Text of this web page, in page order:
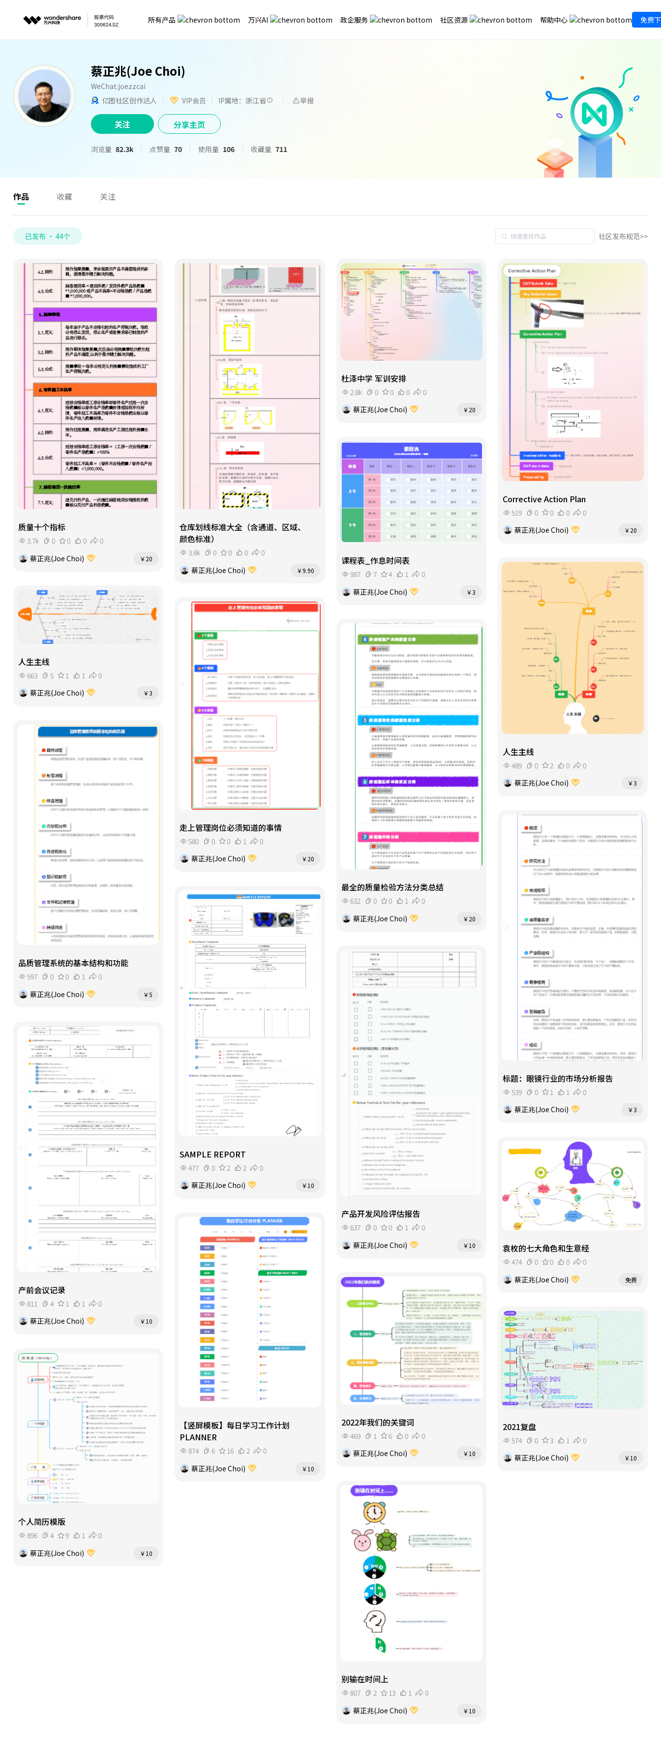
所有产品 万兴AI 政企服务 社区资源 帮助中心 免费
蔡正兆(Joe Choi)
WeChat:joezzcai
亿图社区创作达人
VIP会员 IP属地：浙江省 举报
关注 分享主页
浏览量 82.3k 点赞量 70 使用量 106 收藏量 711
作品 收藏 关注
已发布 · 44个 社区发布规范>>
质量十个指标
3.7k 0 0 0
0
蔡正兆(Joe Choi)
￥20
仓库划线标准大全（含通道、区域、
颜色标准）
3.8k 0 0 0
0
蔡正兆(Joe Choi)
￥9.90
杜泽中学 军训安排
2.8k 0 0 0
0
蔡正兆(Joe Choi)
￥20
Corrective Action Plan
519 0 0 0
0
蔡正兆(Joe Choi)
￥20
课程表_作息时间表
987 7 4 1
0
蔡正兆(Joe Choi)
￥3
人生主线
489 0 2 0
0
蔡正兆(Joe Choi)
￥3
人生主线
663 5 1 1
0
蔡正兆(Joe Choi)
￥3
走上管理岗位必须知道的事情
580 0 0 1
0
蔡正兆(Joe Choi)
￥20
最全的质量检验方法分类总结
632 0 0 1
0
蔡正兆(Joe Choi)
￥20
品质管理系统的基本结构和功能
597 0 0 1
0
蔡正兆(Joe Choi)
￥5
标题：眼镜行业的市场分析报告
539 0 1 1
0
蔡正兆(Joe Choi)
￥3
SAMPLE REPORT
477 0 2 2
0
蔡正兆(Joe Choi)
￥10
产品开发风险评估报告
637 0 0 1
0
蔡正兆(Joe Choi)
￥10
产前会议记录
811 4 1 1
0
蔡正兆(Joe Choi)
￥10
袁枚的七大角色和生意经
474 0 0 0
0
蔡正兆(Joe Choi)
免费
【竖屏模板】每日学习工作计划
PLANNER
874 6 16 2
0
蔡正兆(Joe Choi)
￥10
2022年我们的关键词
469 1 6 0
0
蔡正兆(Joe Choi)
￥10
2021复盘
574 0 3 1
0
蔡正兆(Joe Choi)
￥10
个人简历模版
896 4 9 1
0
蔡正兆(Joe Choi)
￥10
别输在时间上
807 2 13 1
0
蔡正兆(Joe Choi)
￥10